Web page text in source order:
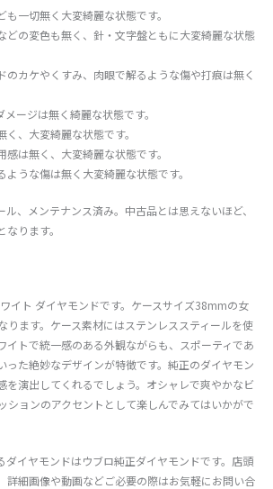
も一切無く大変綺麗な状態です。
どの変色も無く、針・文字盤ともに大変綺麗な状態
のカケやくすみ、肉眼で解るような傷や打痕は無く
メージは無く綺麗な状態です。
く、大変綺麗な状態です。
感は無く、大変綺麗な状態です。
ような傷は無く大変綺麗な状態です。
、メンテナンス済み。中古品とは思えないほど、
ります。
イト ダイヤモンドです。ケースサイズ38mmの女
ります。ケース素材にはステンレススティールを使
イトで統一感のある外観ながらも、スポーティであ
った絶妙なデザインが特徴です。純正のダイヤモン
を演出してくれるでしょう。オシャレで爽やかなビ
ションのアクセントとして楽しんでみてはいかがで
ダイヤモンドはウブロ純正ダイヤモンドです。店頭
詳細画像や動画などご必要の際はお気軽にお問い合